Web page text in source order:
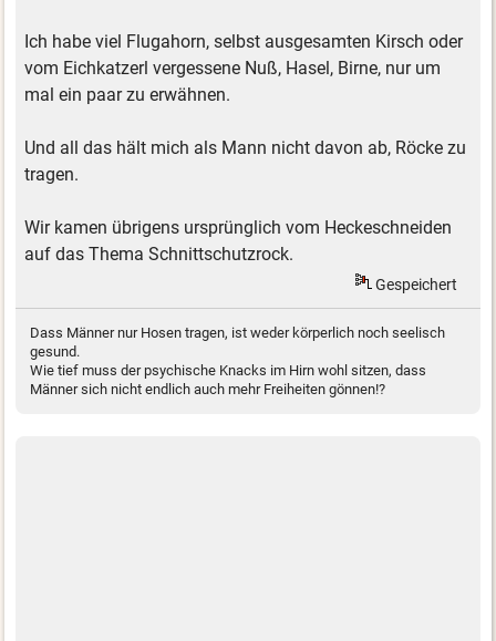
Ich habe viel Flugahorn, selbst ausgesamten Kirsch oder
vom Eichkatzerl vergessene Nuß, Hasel, Birne, nur um
mal ein paar zu erwähnen.
Und all das hält mich als Mann nicht davon ab, Röcke zu
tragen.
Wir kamen übrigens ursprünglich vom Heckeschneiden
auf das Thema Schnittschutzrock.
Gespeichert
Dass Männer nur Hosen tragen, ist weder körperlich noch seelisch
gesund.
Wie tief muss der psychische Knacks im Hirn wohl sitzen, dass
Männer sich nicht endlich auch mehr Freiheiten gönnen!?